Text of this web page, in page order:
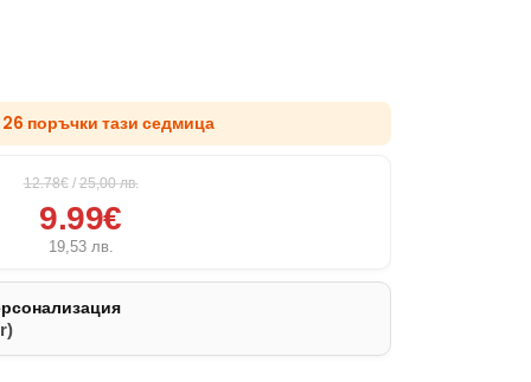
поръчки тази седмица
12.78€ / 25,00лв.
9.99€
19,53 лв.